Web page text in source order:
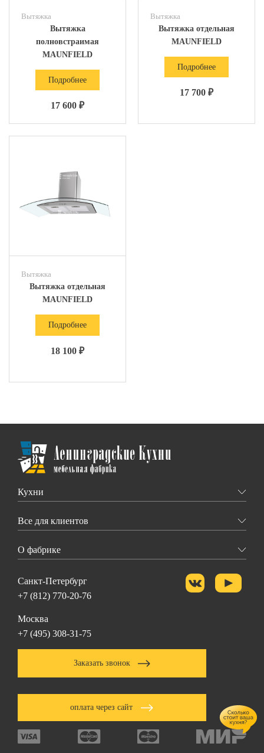
Вытяжка
Вытяжка
полновстраимая
MAUNFIELD
Подробнее
17 600 ₽
Вытяжка
Вытяжка отдельная
MAUNFIELD
Подробнее
17 700 ₽
Вытяжка
Вытяжка отдельная
MAUNFIELD
Подробнее
18 100 ₽
Кухни
Все для клиентов
О фабрике
Санкт-Петербург
+7 (812) 770-20-76
Москва
+7 (495) 308-31-75
Заказать звонок
оплата через сайт